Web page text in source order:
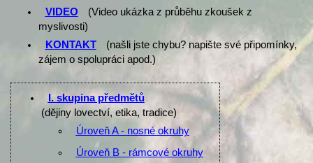
VIDEO
(Video ukázka z průběhu zkoušek z
myslivosti)
KONTAKT
(našli jste chybu? napište své připomínky,
zájem o spolupráci apod.)
I. skupina předmětů
(dějiny lovectví, etika, tradice)
Úroveň A - nosné okruhy
Úroveň B - rámcové okruhy